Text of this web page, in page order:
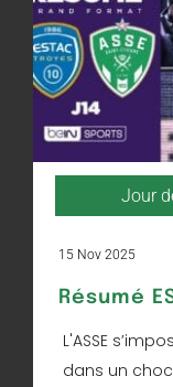
Jour
15 Nov 2025
Résumé
L'ASSE
dans un